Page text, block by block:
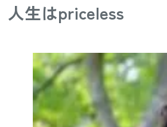
人生はpriceless